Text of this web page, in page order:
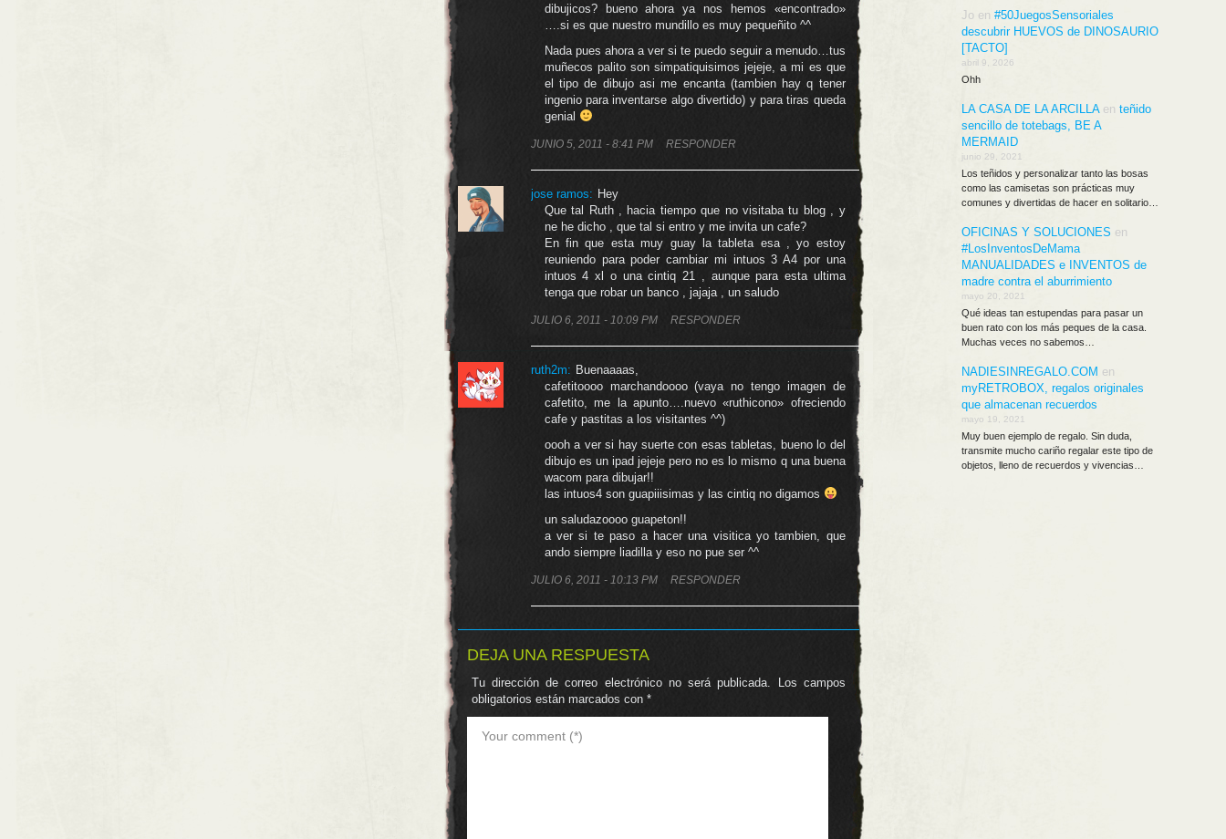
dibujicos? bueno ahora ya nos hemos «encontrado»
….si es que nuestro mundillo es muy pequeñito ^^
Nada pues ahora a ver si te puedo seguir a menudo…tus
muñecos palito son simpatiquisimos jejeje, a mi es que
el tipo de dibujo asi me encanta (tambien hay q tener
ingenio para inventarse algo divertido) y para tiras queda
genial
JUNIO 5, 2011 - 8:41 PM RESPONDER
jose ramos: Hey
Que tal Ruth , hacia tiempo que no visitaba tu blog , y
ne he dicho , que tal si entro y me invita un cafe?
En fin que esta muy guay la tableta esa , yo estoy
reuniendo para poder cambiar mi intuos 3 A4 por una
intuos 4 xl o una cintiq 21 , aunque para esta ultima
tenga que robar un banco , jajaja , un saludo
JULIO 6, 2011 - 10:09 PM RESPONDER
ruth2m: Buenaaaas,
cafetitoooo marchandoooo (vaya no tengo imagen de
cafetito, me la apunto….nuevo «ruthicono» ofreciendo
cafe y pastitas a los visitantes ^^)
oooh a ver si hay suerte con esas tabletas, bueno lo del
dibujo es un ipad jejeje pero no es lo mismo q una buena
wacom para dibujar!!
las intuos4 son guapiiisimas y las cintiq no digamos
un saludazoooo guapeton!!
a ver si te paso a hacer una visitica yo tambien, que
ando siempre liadilla y eso no pue ser ^^
JULIO 6, 2011 - 10:13 PM RESPONDER
DEJA UNA RESPUESTA
Tu dirección de correo electrónico no será publicada.
Los campos
obligatorios están marcados con *
Jo en #50JuegosSensoriales
descubrir HUEVOS de DINOSAURIO
[TACTO]
abril 9, 2026
Ohh
LA CASA DE LA ARCILLAen teñido
sencillo de totebags, BE A
MERMAID
junio 29, 2021
Los teñidos y personalizar tanto las bosas
como las camisetas son prácticas muy
comunes y divertidas de hacer en solitario…
OFICINAS Y SOLUCIONES en
#LosInventosDeMama
MANUALIDADES e INVENTOS de
madre contra el aburrimiento
mayo 20, 2021
Qué ideas tan estupendas para pasar un
buen rato con los más peques de la casa.
Muchas veces no sabemos…
NADIESINREGALO.COM en
myRETROBOX, regalos originales
que almacenan recuerdos
mayo 19, 2021
Muy buen ejemplo de regalo. Sin duda,
transmite mucho cariño regalar este tipo de
objetos, lleno de recuerdos y vivencias…